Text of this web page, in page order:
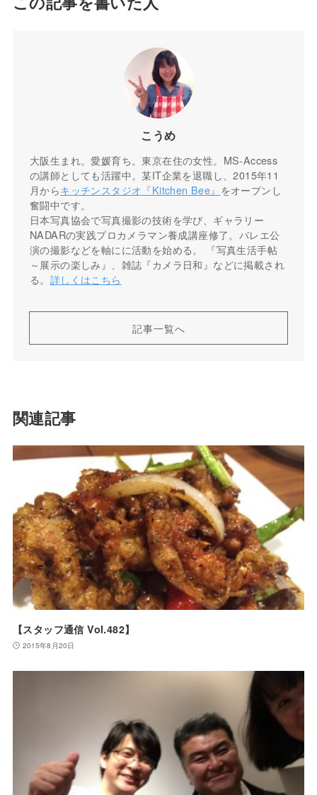
こうめ
大阪生まれ。愛媛育ち。東京在住の女性。MS-Access
の講師としても活躍中。某IT企業を退職し、2015年11
月からキッチンスタジオ『Kitchen Bee』 をオープンし
奮闘中です。
日本写真協会で写真撮影の技術を学び、ギャラリー
NADARの実践プロカメラマン養成講座修了。バレエ公
演の撮影などを軸にに活動を始める。 『写真生活手帖
～展示の楽しみ』、雑誌『カメラ日和』などに掲載され
る。 詳しくはこちら
記事一覧へ
関連記事
【スタッフ通信 Vol.482】
2015年8月20日